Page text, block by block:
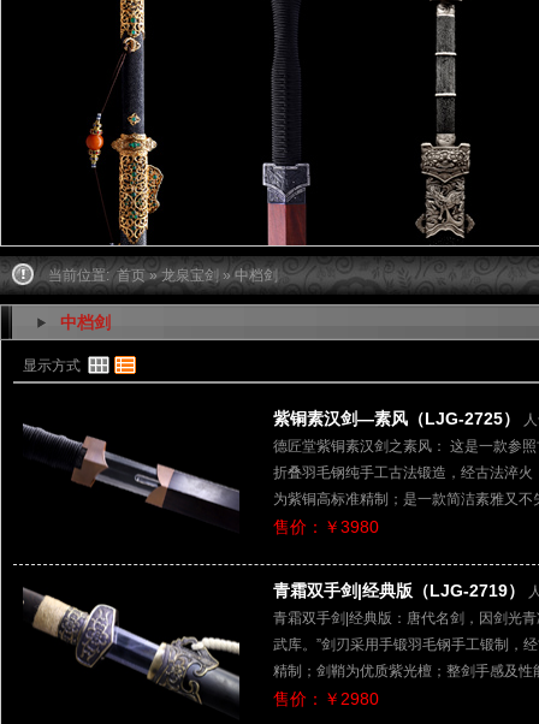
当前位置: 首页»龙泉宝剑 » 中档剑
中档剑
显示方式
紫铜素汉剑—素风（LJG-2725）
德匠堂紫铜素汉剑之素风： 这是一款参
折叠羽毛钢纯手工古法锻造，经古法淬
为紫铜高标准精制；是一款简洁素雅又不
售价：￥3980
青霜双手剑|经典版（LJG-2719）
青霜双手剑|经典版：唐代名剑，因剑光
武库。”剑刃采用手锻羽毛钢手工锻制，
精制；剑鞘为优质紫光檀；整剑手感及
售价：￥2980